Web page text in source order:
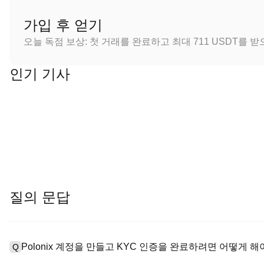
가입 후 얻기
오늘 독점 보상: 첫 거래를 완료하고 최대 711 USDT를 받
인기 기사
질의 문답
Q Polonix 계정을 만들고 KYC 인증을 완료하려면 어떻게 해